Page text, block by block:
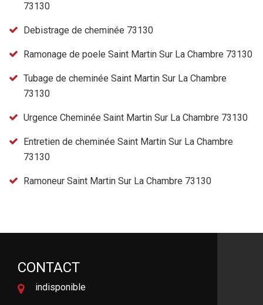
73130
Debistrage de cheminée 73130
Ramonage de poele Saint Martin Sur La Chambre 73130
Tubage de cheminée Saint Martin Sur La Chambre
73130
Urgence Cheminée Saint Martin Sur La Chambre 73130
Entretien de cheminée Saint Martin Sur La Chambre
73130
Ramoneur Saint Martin Sur La Chambre 73130
CONTACT
indisponible